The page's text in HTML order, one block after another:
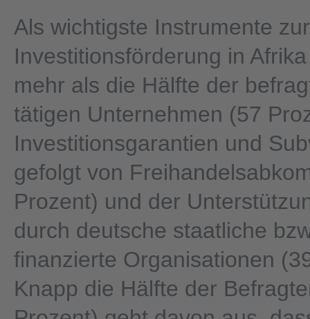
Als wichtigste Instrumente zur
Investitionsförderung in
mehr als die Hälfte der
tätigen Unternehmen (57
Investitionsgarantien und
gefolgt von
Prozent) und der
durch deutsche staatliche
finanzierte Organisationen
Knapp die Hälfte der